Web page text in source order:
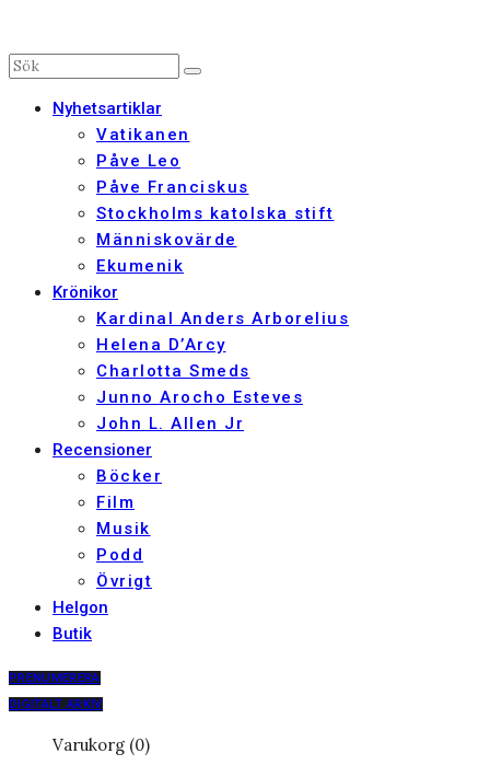
Nyhetsartiklar
Vatikanen
Påve Leo
Påve Franciskus
Stockholms katolska stift
Människovärde
Ekumenik
Krönikor
Kardinal Anders Arborelius
Helena D’Arcy
Charlotta Smeds
Junno Arocho Esteves
John L. Allen Jr
Recensioner
Böcker
Film
Musik
Podd
Övrigt
Helgon
Butik
PRENUMERERA
DIGITALT ARKIV
Varukorg (0)